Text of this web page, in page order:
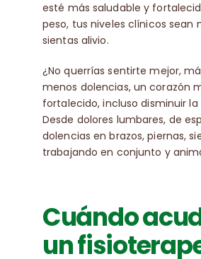
esté más saludable y
peso, tus niveles clínicos sean
sientas alivio.
¿No querrías sentirte mejor,
menos dolencias, un corazón
fortalecido, incluso disminuir la
Desde dolores lumbares, de
dolencias en brazos, piernas,
trabajando en conjunto y
Cuándo
un